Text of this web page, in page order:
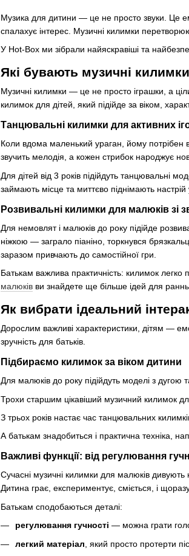
Музика для дитини — це не просто звуки. Це
спалахує інтерес. Музичні килимки
У Hot-Box ми зібрали найяскравіші та
Які бувають музичні
Музичні килимки — це не просто іграшки, а
килимок для дітей, який підійде за віком,
Танцювальні килимки для активних
Коли вдома маленький ураган, йому потрібен
звучить мелодія, а кожен стрибок народжує
Для дітей від 3 років підійдуть танцювальні
займають місце та миттєво піднімають
Розвивальні килимки для малюків зі
Для немовлят і малюків до року підійде
ніжкою — заграло піаніно, торкнувся
заразом привчають до самостійної гри.
Батькам важлива практичність: килимок легко
малюків ви знайдете ще більше ідей для
Як вибрати ідеальний
Дорослим важливі характеристики, дітям —
зручність для батьків.
Підбираємо килимок за віком дитини
Для малюків до року підійдуть моделі з дугою
Трохи старшим цікавіший музичний килимок
З трьох років настає час танцювальних
А батькам знадобиться і практична техніка,
Важливі функції: від регулювання
Сучасні музичні килимки для малюків
Дитина грає, експериментує, сміється, і
Батькам сподобаються деталі:
регулювання гучності — можна грати
легкий матеріал , який просто протерти